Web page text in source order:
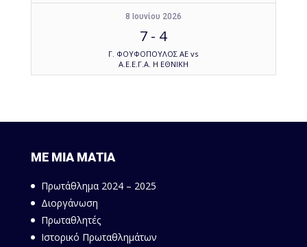
8 Ιουνίου 2026
7 - 4
Γ. ΦΟΥΦΟΠΟΥΛΟΣ ΑΕ vs
Α.Ε.Ε.Γ.Α. Η ΕΘΝΙΚΗ
ΜΕ ΜΙΑ ΜΑΤΙΑ
Πρωτάθλημα 2024 – 2025
Διοργάνωση
Πρωταθλητές
Ιστορικό Πρωταθλημάτων